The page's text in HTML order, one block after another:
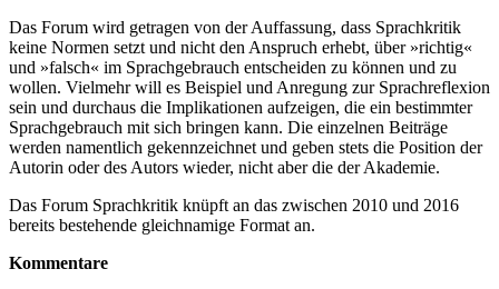
Das Forum wird getragen von der Auffassung, dass Sprachkritik
keine Normen setzt und nicht den Anspruch erhebt, über »richtig«
und »falsch« im Sprachgebrauch entscheiden zu können und zu
wollen. Vielmehr will es Beispiel und Anregung zur Sprachreflexion
sein und durchaus die Implikationen aufzeigen, die ein bestimmter
Sprachgebrauch mit sich bringen kann. Die einzelnen Beiträge
werden namentlich gekennzeichnet und geben stets die Position der
Autorin oder des Autors wieder, nicht aber die der Akademie.
Das Forum Sprachkritik knüpft an das zwischen 2010 und 2016
bereits bestehende gleichnamige Format an.
Kommentare